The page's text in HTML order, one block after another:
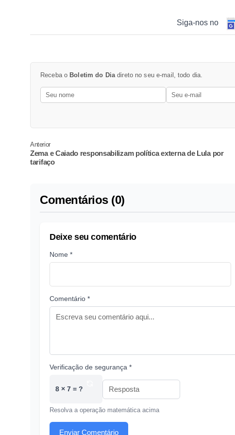
Siga-nos no
Receba o Boletim do Diadireto no seu e-mail, todo dia.
Anterior
Zema e Caiado responsabilizam política externa de Lula por
tarifaço
Comentários (0)
Deixe seu comentário
Nome *
Comentário *
Verificação de segurança *
8 × 7 = ?
Resolva a operação matemática acima
Enviar Comentário